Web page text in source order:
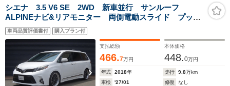
ンスソナー スマート
キー LEDヘッド フ
ォグライト 禁煙車
ー/車線逸脱防止支援
システム/シート ハー
ドア
ト 社外バイ
ートライト
シエナ 3.5 V6 SE 2WD 新車並行 サンルーフ
ALPINEナビ&リアモニター 両側電動スライド プッシ
ュスタートスイッチ&スマートキー ブラインドスポット
モニター
車両品質評価書付 購入プラン付
支払総額
466.7万円
本体価格
448.0万円
年式 2018年 走行 9.8万km
車検
'27/01 修復
なし